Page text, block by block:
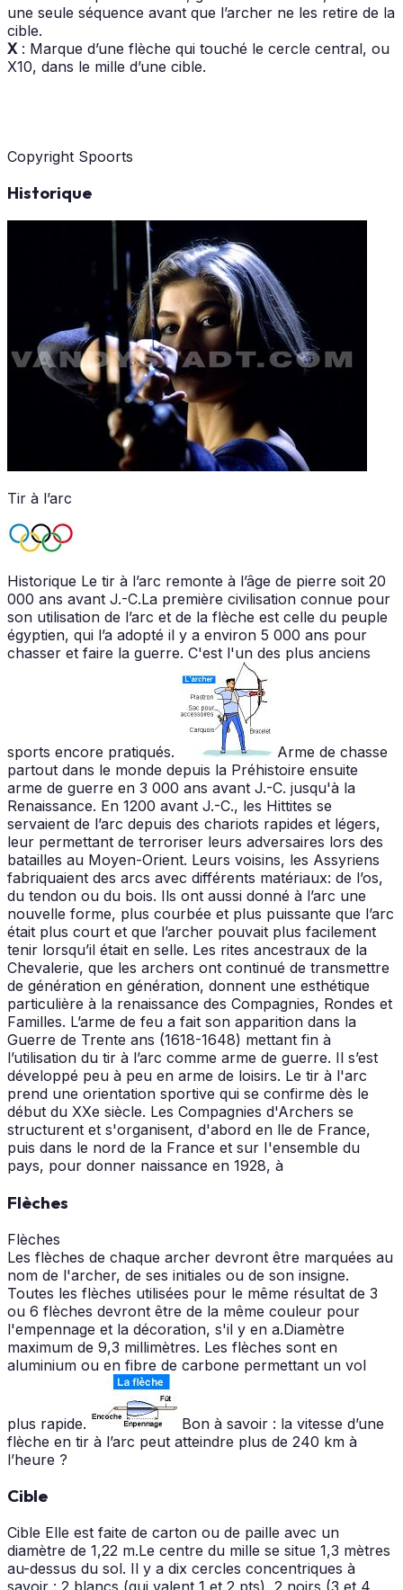
une seule séquence avant que l’archer ne les retire de la
cible.
X : Marque d’une flèche qui touché le cercle central, ou
X10, dans le mille d’une cible.
Copyright Spoorts
Historique
Tir à l’arc
Historique Le tir à l’arc remonte à l’âge de pierre soit 20
000 ans avant J.-C.La première civilisation connue pour
son utilisation de l’arc et de la flèche est celle du peuple
égyptien, qui l’a adopté il y a environ 5 000 ans pour
chasser et faire la guerre. C'est l'un des plus anciens
sports encore pratiqués.
Arme de chasse
partout dans le monde depuis la Préhistoire ensuite
arme de guerre en 3 000 ans avant J.-C. jusqu'à la
Renaissance. En 1200 avant J.-C., les Hittites se
servaient de l’arc depuis des chariots rapides et légers,
leur permettant de terroriser leurs adversaires lors des
batailles au Moyen-Orient. Leurs voisins, les Assyriens
fabriquaient des arcs avec différents matériaux: de l’os,
du tendon ou du bois. Ils ont aussi donné à l’arc une
nouvelle forme, plus courbée et plus puissante que l’arc
était plus court et que l’archer pouvait plus facilement
tenir lorsqu’il était en selle. Les rites ancestraux de la
Chevalerie, que les archers ont continué de transmettre
de génération en génération, donnent une esthétique
particulière à la renaissance des Compagnies, Rondes et
Familles. L’arme de feu a fait son apparition dans la
Guerre de Trente ans (1618-1648) mettant fin à
l’utilisation du tir à l’arc comme arme de guerre. Il s’est
développé peu à peu en arme de loisirs. Le tir à l'arc
prend une orientation sportive qui se confirme dès le
début du XXe siècle. Les Compagnies d'Archers se
structurent et s'organisent, d'abord en lle de France,
puis dans le nord de la France et sur I'ensemble du
pays, pour donner naissance en 1928, à
Flèches
Flèches
Les flèches de chaque archer devront être marquées au
nom de l'archer, de ses initiales ou de son insigne.
Toutes les flèches utilisées pour le même résultat de 3
ou 6 flèches devront être de la même couleur pour
l'empennage et la décoration, s'il y en a.Diamètre
maximum de 9,3 millimètres. Les flèches sont en
aluminium ou en fibre de carbone permettant un vol
plus rapide.
Bon à savoir : la vitesse d’une
flèche en tir à l’arc peut atteindre plus de 240 km à
l’heure ?
Cible
Cible Elle est faite de carton ou de paille avec un
diamètre de 1,22 m.Le centre du mille se situe 1,3 mètres
au-dessus du sol. Il y a dix cercles concentriques à
savoir : 2 blancs (qui valent 1 et 2 pts), 2 noirs (3 et 4